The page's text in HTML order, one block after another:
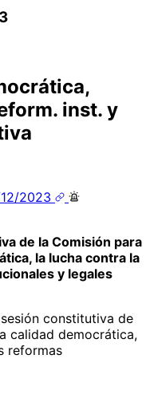
inst. y
2023
de la Comisión para
la lucha contra la
y legales
constitutiva de
calidad democrática,
reformas